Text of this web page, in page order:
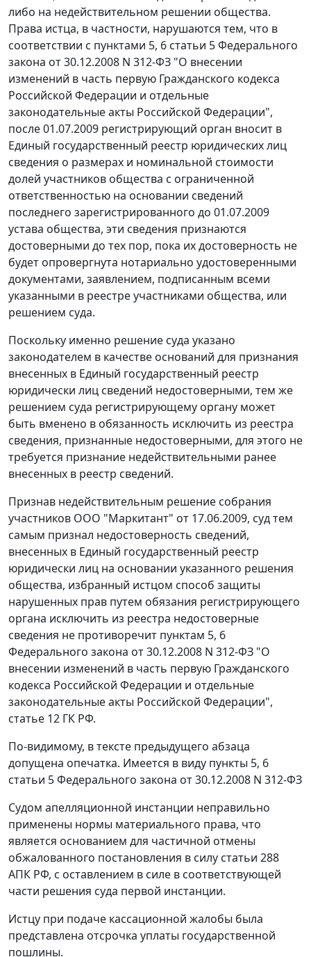
либо на недействительном решении общества.
Права истца, в частности, нарушаются тем, что в
соответствии с пунктами 5, 6 статьи 5 Федерального
закона от 30.12.2008 N 312-ФЗ "О внесении
изменений в часть первую Гражданского кодекса
Российской Федерации и отдельные
законодательные акты Российской Федерации",
после 01.07.2009 регистрирующий орган вносит в
Единый государственный реестр юридических лиц
сведения о размерах и номинальной стоимости
долей участников общества с ограниченной
ответственностью на основании сведений
последнего зарегистрированного до 01.07.2009
устава общества, эти сведения признаются
достоверными до тех пор, пока их достоверность не
будет опровергнута нотариально удостоверенными
документами, заявлением, подписанным всеми
указанными в реестре участниками общества, или
решением суда.
Поскольку именно решение суда указано
законодателем в качестве оснований для признания
внесенных в Единый государственный реестр
юридически лиц сведений недостоверными, тем же
решением суда регистрирующему органу может
быть вменено в обязанность исключить из реестра
сведения, признанные недостоверными, для этого не
требуется признание недействительными ранее
внесенных в реестр сведений.
Признав недействительным решение собрания
участников ООО "Маркитант" от 17.06.2009, суд тем
самым признал недостоверность сведений,
внесенных в Единый государственный реестр
юридически лиц на основании указанного решения
общества, избранный истцом способ защиты
нарушенных прав путем обязания регистрирующего
органа исключить из реестра недостоверные
сведения не противоречит пунктам 5, 6
Федерального закона от 30.12.2008 N 312-ФЗ "О
внесении изменений в часть первую Гражданского
кодекса Российской Федерации и отдельные
законодательные акты Российской Федерации",
статье 12 ГК РФ.
По-видимому, в тексте предыдущего абзаца
допущена опечатка. Имеется в виду пункты 5, 6
статьи 5 Федерального закона от 30.12.2008 N 312-ФЗ
Судом апелляционной инстанции неправильно
применены нормы материального права, что
является основанием для частичной отмены
обжалованного постановления в силу статьи 288
АПК РФ, с оставлением в силе в соответствующей
части решения суда первой инстанции.
Истцу при подаче кассационной жалобы была
представлена отсрочка уплаты государственной
пошлины.